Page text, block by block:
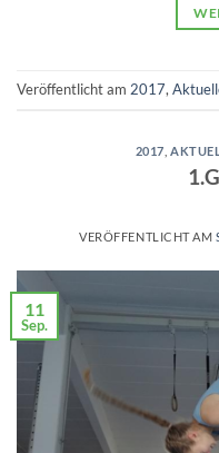
Veröffentlicht am 2017,
2017 ,
VERÖFFENTLICHT AM
11
Sep.